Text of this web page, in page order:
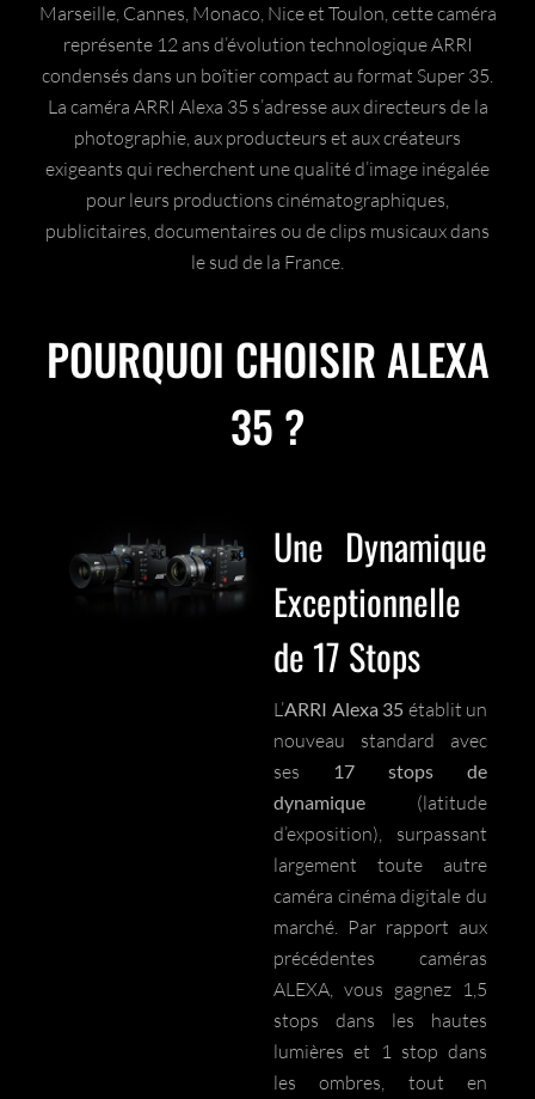
Marseille, Cannes, Monaco, Nice et Toulon, cette caméra
représente 12 ans d’évolution technologique ARRI
condensés dans un boîtier compact au format Super 35.
La caméra ARRI Alexa 35 s’adresse aux directeurs de la
photographie, aux producteurs et aux créateurs
exigeants qui recherchent une qualité d’image inégalée
pour leurs productions cinématographiques,
publicitaires, documentaires ou de clips musicaux dans
le sud de la France.
POURQUOI CHOISIR ALEXA
35 ?
Une Dynamique
Exceptionnelle
de 17 Stops
L’ARRI Alexa 35 établit un
nouveau standard avec
ses
17 stops de
dynamique (latitude
d’exposition), surpassant
largement toute autre
caméra cinéma digitale du
marché. Par rapport aux
précédentes caméras
ALEXA, vous gagnez 1,5
stops dans les hautes
lumières et 1 stop dans
les ombres, tout en